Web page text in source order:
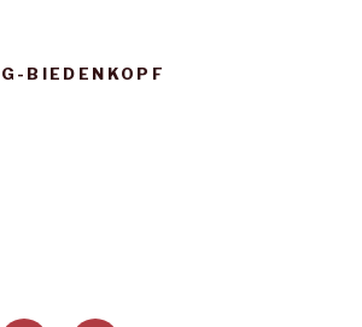
BIEDENKOPF